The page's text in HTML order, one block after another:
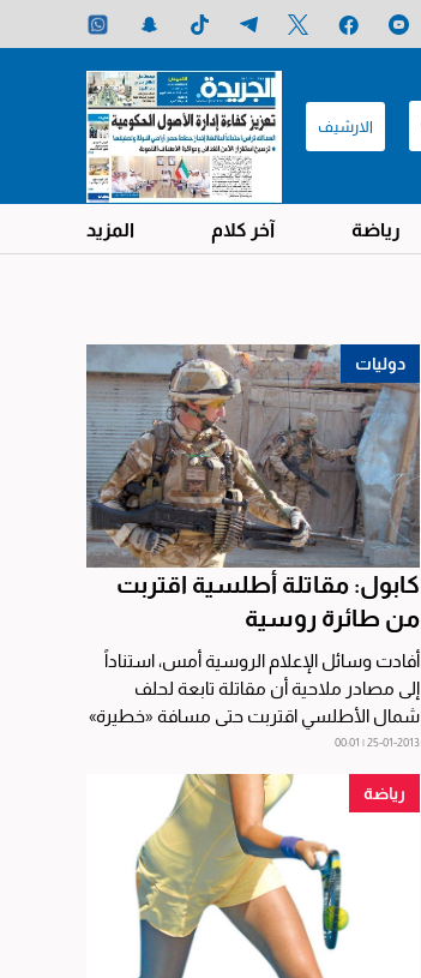
الارشيف
رياضة آخر كلام المزيد
دوليات
كابول: مقاتلة أطلسية اقتربت
من طائرة روسية
أفادت وسائل الإعلام الروسية أمس، استناداً
إلى مصادر ملاحية أن مقاتلة تابعة لحلف
شمال الأطلسي اقتربت حتى مسافة «خطيرة»
فوق كابول من طائرة...
25-01-2013 | 00:01
رياضة